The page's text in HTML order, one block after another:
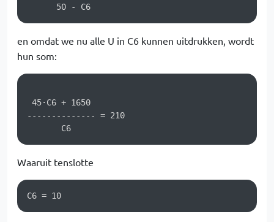
en omdat we nu alle U in C6 kunnen uitdrukken, wordt
hun som:
45·C6 + 1650
-------------- = 210
Waaruit tenslotte
C6 = 10